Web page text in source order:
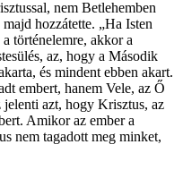
nem Betlehemben
hozzátette. „Ha Isten
történelemre, akkor a
az, hogy a Második
és mindent ebben akart.
embert, hanem Vele, az Ő
jelenti azt, hogy Krisztus, az
Amikor az ember a
nem tagadott meg minket,